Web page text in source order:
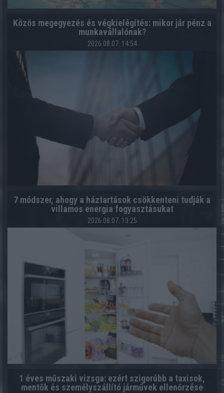
Közös megegyezés és végkielégítés: mikor jár pénz a
munkavállalónak?
2026.08.07. 14:54
7 módszer, ahogy a háztartások csökkenteni tudják a
villamos energia fogyasztásukat
2026.08.07. 13:25
1 éves műszaki vizsga: ezért szigorúbb a taxisok,
mentők és személyszállító járművek ellenőrzése